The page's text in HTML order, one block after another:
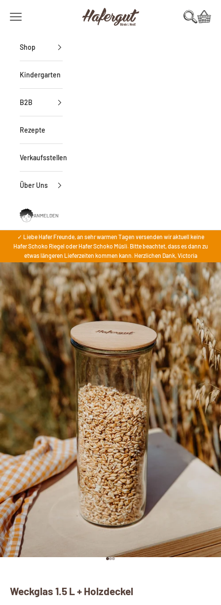
Hafergut Görlich
Menü Suchen
Shop
Kindergarten
B2B
Rezepte
Verkaufsstellen
Über Uns
ANMELDEN
✓ Liebe Hafer Freunde, an sehr warmen Tagen versenden wir aktuell keine
Hafer Schoko Riegel oder Hafer Schoko Müsli. Bitte beachtet, dass es dann zu
etwas längeren Lieferzeiten kommen kann. Herzlichen Dank, Victoria
Gehe zu Element 1
Gehe zu Element 2
Gehe zu Element 3
Weckglas 1.5 L + Holzdeckel